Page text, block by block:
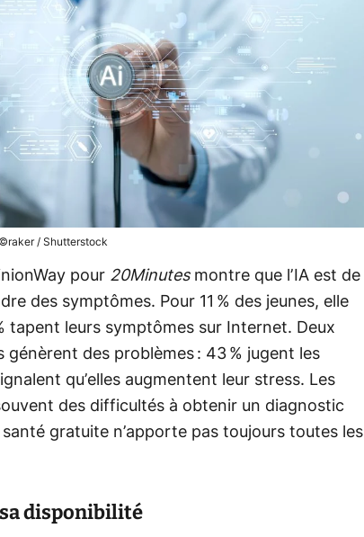
©raker / Shutterstock
pour 20Minutesmontre que l’IA est de
des symptômes. Pour 11 % des jeunes, elle
tapent leurs symptômes sur Internet. Deux
des problèmes : 43 % jugent les
qu’elles augmentent leur stress. Les
des difficultés à obtenir un diagnostic
gratuite n’apporte pas toujours toutes les
disponibilité